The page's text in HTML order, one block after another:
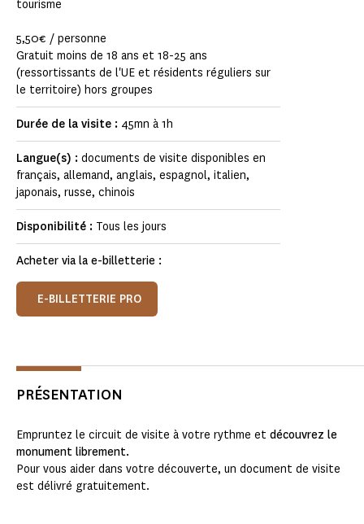
tourisme
5,50€ / personne
Gratuit moins de 18 ans et 18-25 ans
(ressortissants de l'UE et résidents réguliers sur
le territoire) hors groupes
Durée de la visite : 45mn à 1h
Langue(s) : documents de visite disponibles en
français, allemand, anglais, espagnol, italien,
japonais, russe, chinois
Disponibilité : Tous les jours
Acheter via la e-billetterie :
E-BILLETTERIE PRO
PRÉSENTATION
Empruntez le circuit de visite à votre rythme et découvrez le
monument librement.
Pour vous aider dans votre découverte, un document de visite
est délivré gratuitement.